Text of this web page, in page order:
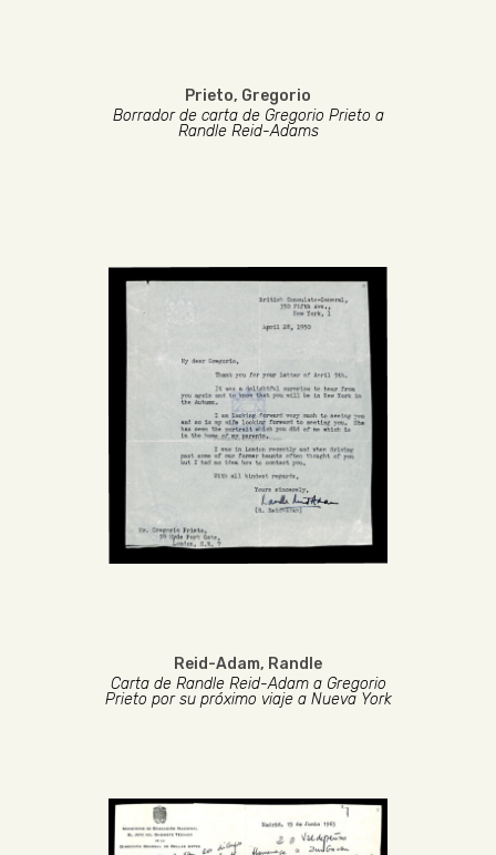
Prieto, Gregorio
Borrador de carta de Gregorio Prieto a
Randle Reid-Adams
Reid-Adam, Randle
Carta de Randle Reid-Adam a Gregorio
Prieto por su próximo viaje a Nueva York